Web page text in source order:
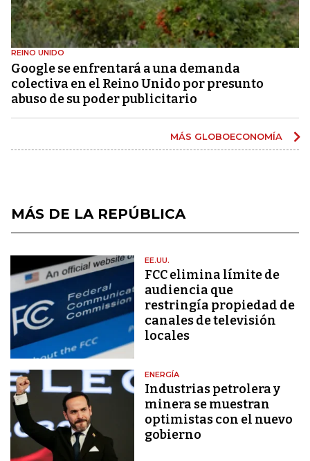
REINO UNIDO
Google se enfrentará a una demanda
colectiva en el Reino Unido por presunto
abuso de su poder publicitario
MÁS GLOBOECONOMÍA
MÁS DE LA REPÚBLICA
EE.UU.
FCC elimina límite de
audiencia que
restringía propiedad de
canales de televisión
locales
ENERGÍA
Industrias petrolera y
minera se muestran
optimistas con el nuevo
gobierno